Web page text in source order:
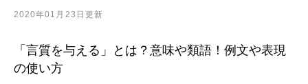
2020年01月23日更新
「言質を与える」とは？意味や類語！例文や表現
の使い方